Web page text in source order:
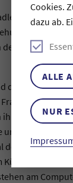
Cookies.
dazu ab.
ALLE
NUR
außerdem
eines
Thema
dann die
aus den
Arbeit. Vor
der
am